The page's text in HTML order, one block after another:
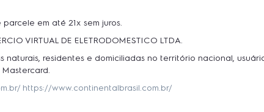
em até 21x sem juros.
VIRTUAL DE ELETRODOMESTICO LTDA.
residentes e domiciliadas no território nacional,
https://www.continentalbrasil.com.br/